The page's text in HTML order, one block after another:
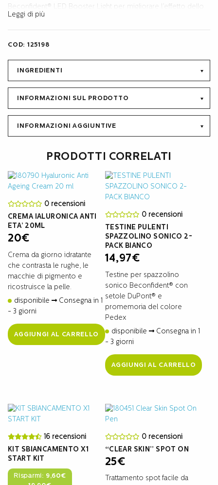
Beconfident® LED Booster Light per migliorare l’effetto dello
sbiancamento dei denti con un’altra tonalità.
riparatore che riduce la sensibilità dei denti dopo ogni
rinforza e protegge lo smalto a lungo termine. La confezione
contiene gel sbiancante per denti Pro Kit (10 ml), gel di finitura
Protect & Repair (10 ml), scala colori e istruzioni per l’uso.
Leggi di più
COD: 125198
INGREDIENTI
INFORMAZIONI SUL PRODOTTO
INFORMAZIONI AGGIUNTIVE
PRODOTTI CORRELATI
0 recensioni
CREMA IALURONICA ANTI
ETA’ 20ML
20€
Crema da giorno idratante
che contrasta le rughe, le
macchie di pigmento e
ricostruisce la pelle.
disponibile
Consegna in 1
- 3 giorni
AGGIUNGI AL CARRELLO
0 recensioni
TESTINE PULENTI
SPAZZOLINO SONICO 2-
PACK BIANCO
14,97€
Testine per spazzolino
sonico Beconfident® con
setole DuPont® e
promemoria del colore
Pedex
disponibile
Consegna in 1
- 3 giorni
AGGIUNGI AL CARRELLO
16 recensioni
KIT SBIANCAMENTO X1
START KIT
Risparmi: 9,60€
0 recensioni
“CLEAR SKIN” SPOT ON
25€
Trattamento spot facile da